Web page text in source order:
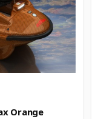
Orange